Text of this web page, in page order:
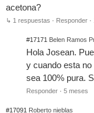
acetona?
↳ 1 respuestas · Responder ·
#17171 Belen Ramos
Hola Josean.
y cuando esta
sea 100% pura.
Responder · 5 meses
#17091 Roberto nieblas